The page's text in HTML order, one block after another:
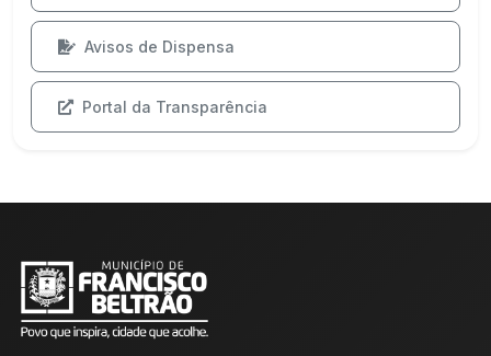
Avisos de Dispensa
Portal da Transparência